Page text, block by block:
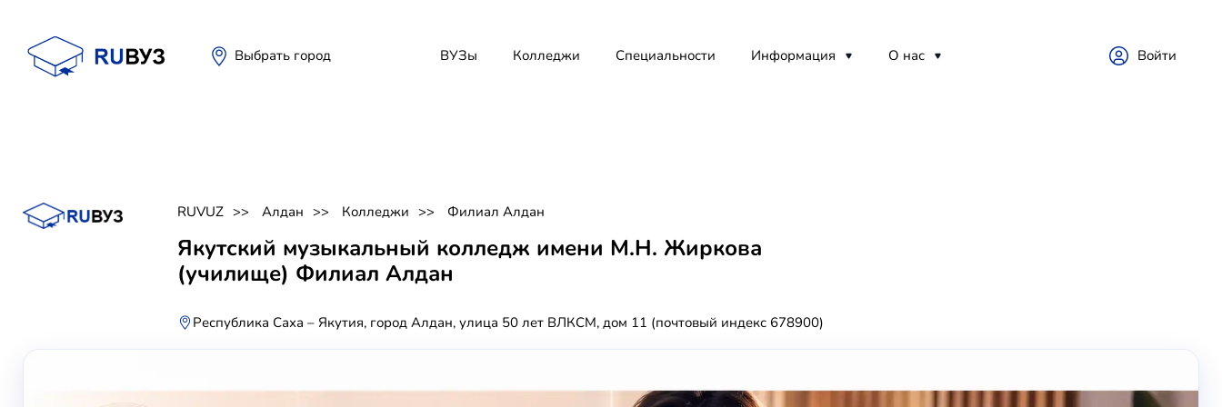
Выбрать город ВУЗы Колледжи Специальности Информация О нас Войти
RUVUZ Алдан Колледжи Филиал Алдан
Якутский музыкальный колледж имени М.Н. Жиркова
(училище) Филиал Алдан
Республика Саха – Якутия, город Алдан, улица 50 лет ВЛКСМ, дом 11 (почтовый индекс 678900)